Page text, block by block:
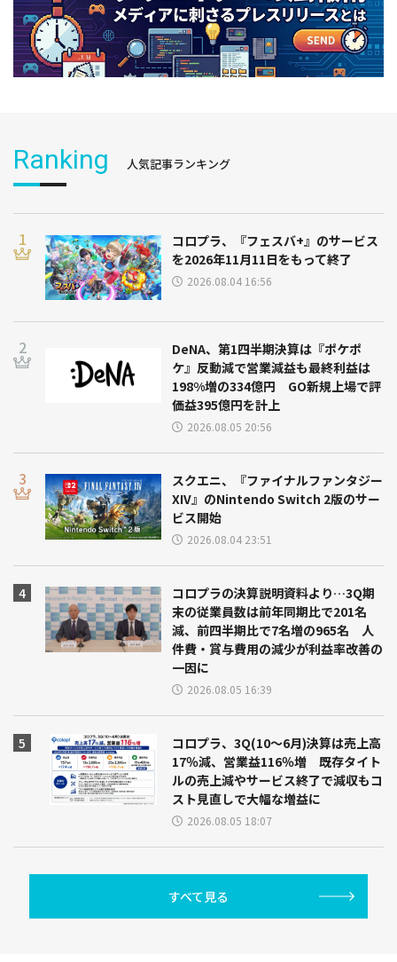
Ranking 人気記事ランキング
コロプラ、『フェスバ+』のサービス
を2026年11月11日をもって終了
2026.08.04 16:56
DeNA、第1四半期決算は『ポケポ
ケ』反動減で営業減益も最終利益は
198%増の334億円 GO新規上場で評
価益395億円を計上
2026.08.05 20:56
スクエニ、『ファイナルファンタジー
XIV』のNintendo Switch 2版のサー
ビス開始
2026.08.04 23:51
コロプラの決算説明資料より…3Q期
末の従業員数は前年同期比で201名
減、前四半期比で7名増の965名 人
件費・賞与費用の減少が利益率改善の
一因に
2026.08.05 16:39
コロプラ、3Q(10～6月)決算は売上高
17％減、営業益116％増 既存タイト
ルの売上減やサービス終了で減収もコ
スト見直しで大幅な増益に
2026.08.05 18:07
すべて見る